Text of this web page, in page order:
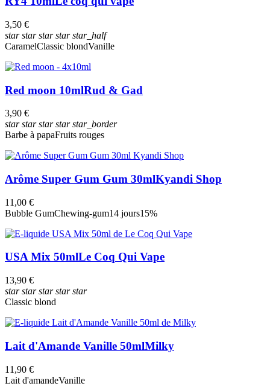
3,50 €
starstarstarstarstar_half
CaramelClassic blondVanille
Red moon 10mlRud & Gad
3,90 €
starstarstarstarstar_border
Barbe à papaFruits rouges
Arôme Super Gum Gum 30mlKyandi Shop
11,00 €
Bubble GumChewing-gum14 jours15%
USA Mix 50mlLe Coq Qui Vape
13,90 €
starstarstarstarstar
Classic blond
Lait d'Amande Vanille 50mlMilky
11,90 €
Lait d'amandeVanille